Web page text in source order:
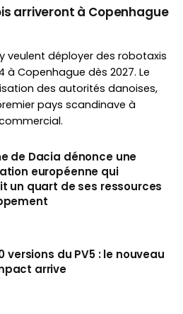
arriveront à Copenhague
veulent déployer des robotaxis
Copenhague dès 2027. Le
des autorités danoises,
pays scandinave à
de Dacia dénonce une
européenne qui
un quart de ses ressources
versions du PV5 : le nouveau
arrive